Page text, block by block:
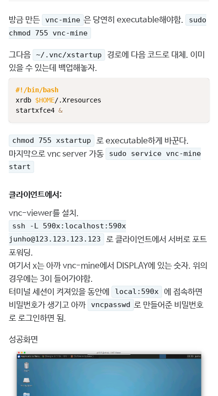
방금 만든 vnc-mine 은 당연히 executable해야함.
sudo
chmod 755 vnc-mine
그다음 ~/.vnc/xstartup
경로에 다음 코드로 대체. 이미
있을 수 있는데 백업해놓자.
#!/bin/bash
xrdb $HOME/.Xresources
startxfce4 &
chmod 755 xstartup
로 executable하게 바꾼다.
마지막으로 vnc server 가동
sudo service vnc-mine
start
클라이언트에서:
vnc-viewer를 설치.
ssh -L 590x:localhost:590x
junho@123.123.123.123
로 클라이언트에서 서버로 포트
포워딩.
여기서 x는 아까 vnc-mine에서 DISPLAY에 있는 숫자. 위의
경우에는 3이 들어가야함.
터미널 세션이 켜져있을 동안에
local:590x
에 접속하면
비밀번호가 생기고 아까
vncpasswd 로 만들어준 비밀번호
로 로그인하면 됨.
성공화면